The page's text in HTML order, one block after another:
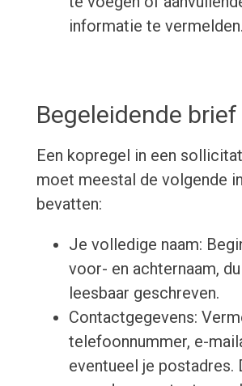
informatie te vermelden.
Begeleidende brief
Een kopregel in een
moet meestal de volgende
bevatten:
Je volledige naam:
voor- en achternaam,
leesbaar geschreven.
Contactgegevens:
telefoonnummer, e-
eventueel je postadres.